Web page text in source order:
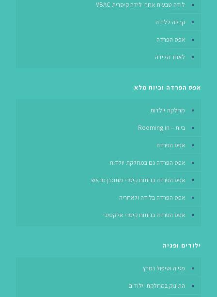
לידה טבעית אחרי לידה קיסרית VBAC
קבלה ללידה
אפס הפרדה
לאחר הלידה
אפס הפרדה וביות מלא
מחלקת יולדות
ביות – Rooming in
אפס הפרדה
אפס הפרדה גם במחלקת יולדות
אפס הפרדה בניתוח קיסרי מתוכנן מראש
אפס הפרדה בלידה ולאחריה
אפס הפרדה בניתוח קיסרי אלקטיבי
ילודים ופגיה
פגייה וטיפול נמרץ
התינוק במחלקת יילודים